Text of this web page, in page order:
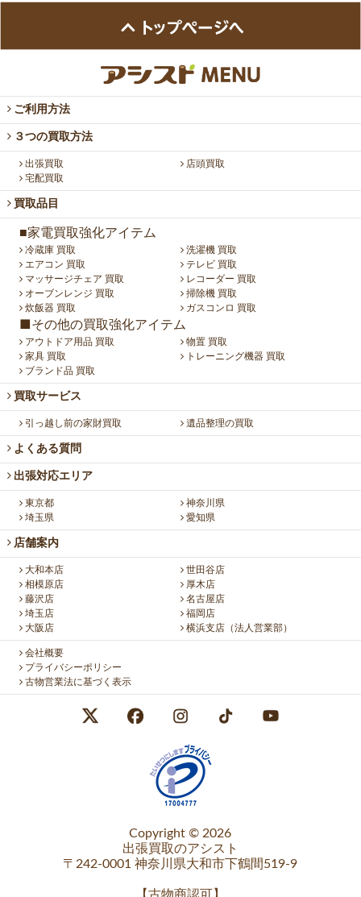
ご利用方法
３つの買取方法
出張買取
店頭買取
宅配買取
買取品目
■家電買取強化アイテム
冷蔵庫 買取
洗濯機 買取
エアコン 買取
テレビ 買取
マッサージチェア 買取
レコーダー 買取
オーブンレンジ 買取
掃除機 買取
炊飯器 買取
ガスコンロ 買取
■その他の買取強化アイテム
アウトドア用品 買取
物置 買取
家具 買取
トレーニング機器 買取
ブランド品 買取
買取サービス
引っ越し前の家財買取 遺品整理の買取
よくある質問
出張対応エリア
東京都
神奈川県
埼玉県
愛知県
店舗案内
大和本店
世田谷店
相模原店
厚木店
藤沢店
名古屋店
埼玉店
福岡店
大阪店
横浜支店（法人営業部）
会社概要
プライバシーポリシー
古物営業法に基づく表示
Copyright © 2026
出張買取のアシスト
〒242-0001 神奈川県大和市下鶴間519-9